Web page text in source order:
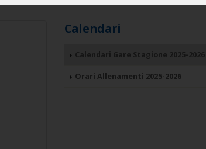
Calendari
Calendari Gare Stagione 2025-2026
Orari Allenamenti 2025-2026